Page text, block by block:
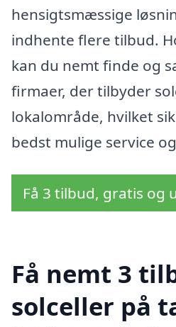
hensigtsmæssige
indhente flere tilbud.
kan du nemt finde og
firmaer, der tilbyder
lokalområde, hvilket
bedst mulige service
Få 3 tilbud, gratis og
Få nemt 3
solceller på